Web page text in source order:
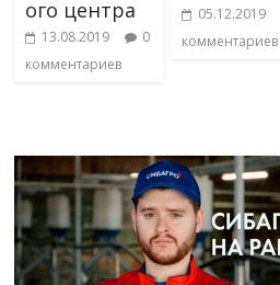
ого центра
13.08.2019
0
комментариев
05.12.2019
комментариев